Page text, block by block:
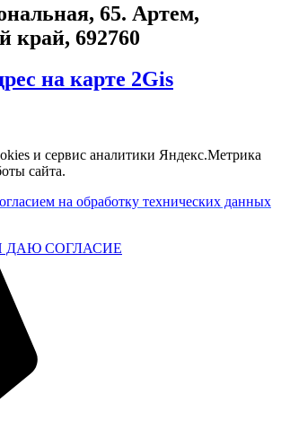
65​. Артем,
край, 692760
на карте 2Gis
и сервис аналитики Яндекс.Метрика
сайта.
на обработку технических данных
СОГЛАСИЕ